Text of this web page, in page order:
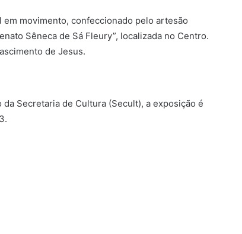
movimento, confeccionado pelo artesão
Sêneca de Sá Fleury”, localizada no Centro.
de Jesus.
da Secretaria de Cultura (Secult), a exposição é